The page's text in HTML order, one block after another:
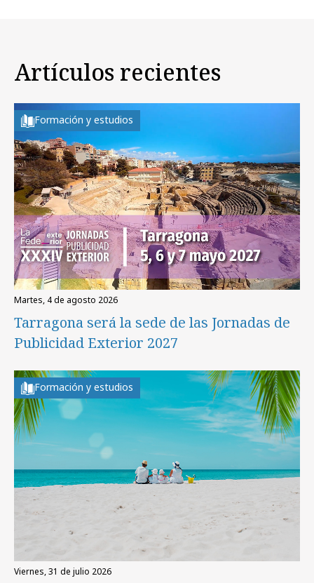
Artículos recientes
Formación y estudios
martes, 4 de agosto 2026
Tarragona será la sede de las Jornadas de
Publicidad Exterior 2027
Formación y estudios
viernes, 31 de julio 2026